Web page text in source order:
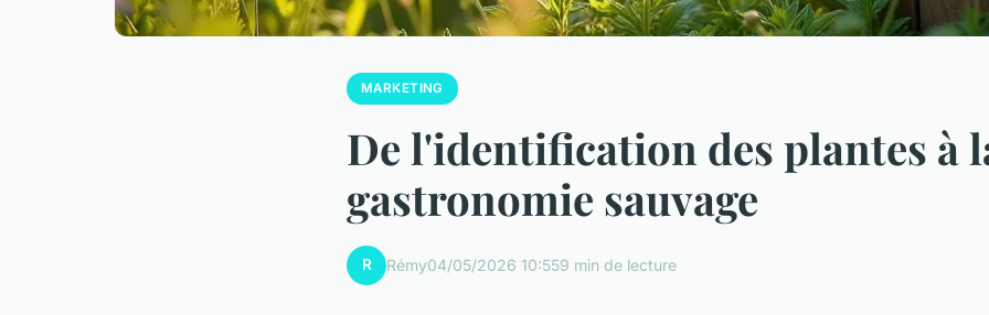
MARKETING
De l'identification des plantes à
gastronomie sauvage
R Rémy04/05/2026 10:559 min de lecture